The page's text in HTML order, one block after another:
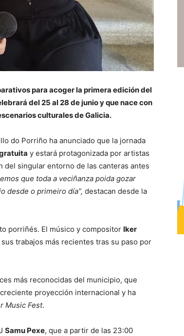
para acoger la primera edición del
del 25 al 28 de junio y que nace con
culturales de Galicia.
do Porriño ha anunciado que la jornada
y estará protagonizada por artistas
singular entorno de las canteras antes
que toda a veciñanza poida gozar
desde o primeiro día”, destacan desde la
porriñés. El músico y compositor Iker
trabajos más recientes tras su paso por
más reconocidas del municipio, que
proyección internacional y ha
Music Fest.
Samu Pexe, que a partir de las 23:00